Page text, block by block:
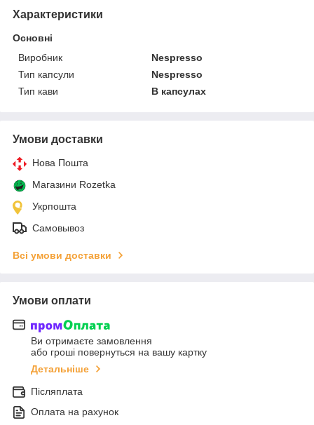
Характеристики
Основні
Виробник
Nespresso
Тип капсули
Nespresso
Тип кави
В капсулах
Умови доставки
Нова Пошта
Магазини Rozetka
Укрпошта
Самовывоз
Всі умови доставки
Умови оплати
Ви отримаєте замовлення
або гроші повернуться на вашу картку
Детальніше
Післяплата
Оплата на рахунок